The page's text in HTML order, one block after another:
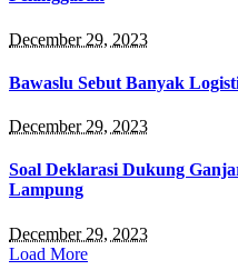
December 29, 2023
Bawaslu Sebut Banyak
December 29, 2023
Soal Deklarasi Dukung
Lampung
December 29, 2023
Load More